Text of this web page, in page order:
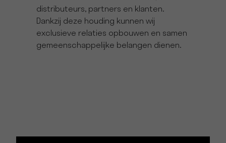
distributeurs, partners en klanten.
Dankzij deze houding kunnen wij
exclusieve relaties opbouwen en samen
gemeenschappelijke belangen dienen.